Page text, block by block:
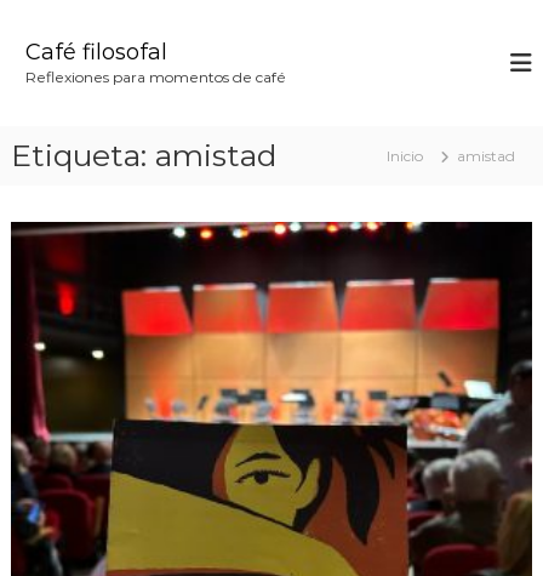
Café filosofal
Reflexiones para momentos de café
Etiqueta: amistad Inicio amistad